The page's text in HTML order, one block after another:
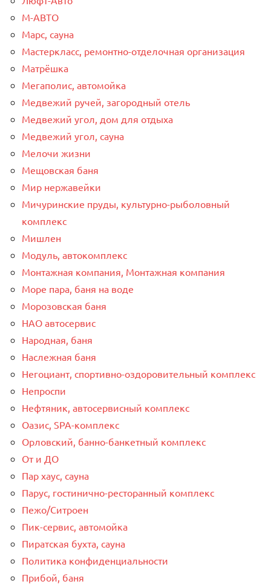
М-АВТО
Марс, сауна
Мастеркласс, ремонтно-отделочная организация
Матрёшка
Мегаполис, автомойка
Медвежий ручей, загородный отель
Медвежий угол, дом для отдыха
Медвежий угол, сауна
Мелочи жизни
Мещовская баня
Мир нержавейки
Мичуринские пруды, культурно-рыболовный
комплекс
Мишлен
Модуль, автокомплекс
Монтажная компания, Монтажная компания
Море пара, баня на воде
Морозовская баня
НАО автосервис
Народная, баня
Наслежная баня
Негоциант, спортивно-оздоровительный комплекс
Непроспи
Нефтяник, автосервисный комплекс
Оазис, SPA-комплекс
Орловский, банно-банкетный комплекс
От и ДО
Пар хаус, сауна
Парус, гостинично-ресторанный комплекс
Пежо/Ситроен
Пик-сервис, автомойка
Пиратская бухта, сауна
Политика конфиденциальности
Прибой, баня